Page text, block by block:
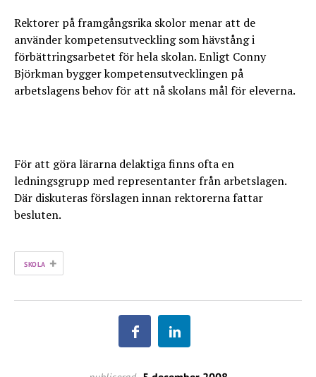
Rektorer på framgångsrika skolor menar att de
använder kompetensutveckling som hävstång i
förbättringsarbetet för hela skolan. Enligt Conny
Björkman bygger kompetensutvecklingen på
arbetslagens behov för att nå skolans mål för eleverna.
För att göra lärarna delaktiga finns ofta en
ledningsgrupp med representanter från arbetslagen.
Där diskuteras förslagen innan rektorerna fattar
besluten.
SKOLA +